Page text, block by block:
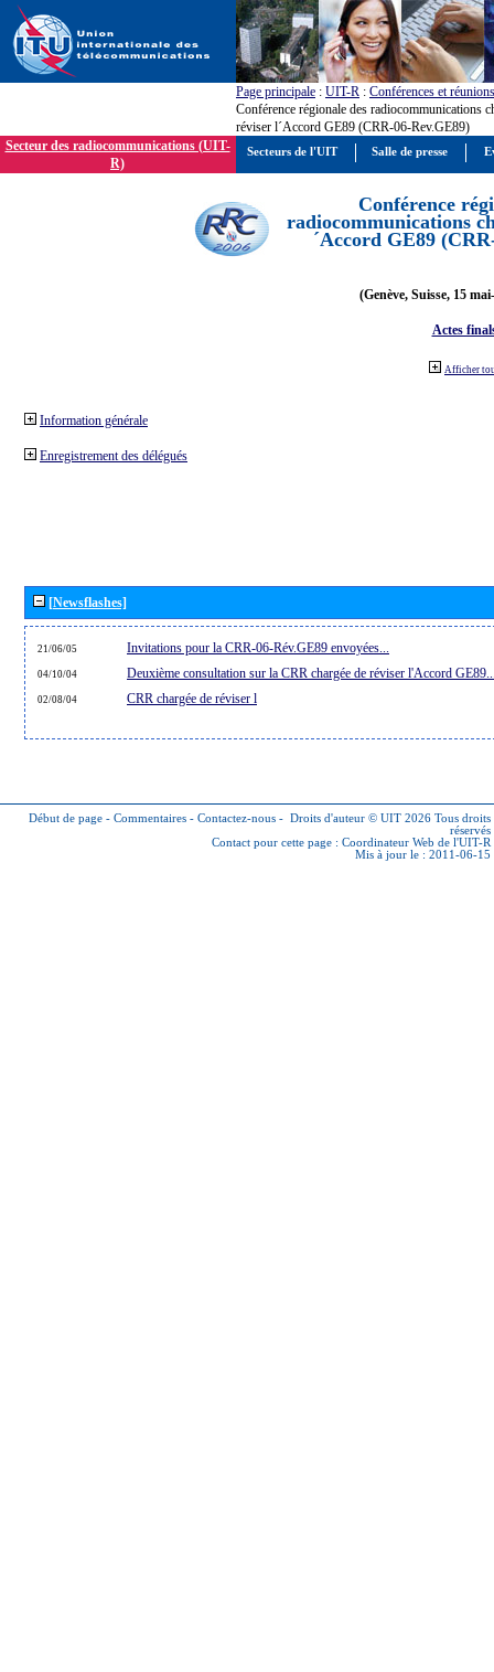
Page principale : UIT-R : Conférences et réunions
Conférence régionale des radiocommunications
réviser l´Accord GE89 (CRR-06-Rev.GE89)
Secteur des radiocommunications (UIT-
R)
Conférence
radiocommunications
´Accord GE89
(Genève, Suisse, 15
Actes
Afficher
Information générale
Enregistrement des délégués
[Newsflashes]
21/06/05 Invitations pour la CRR-06-Rév.GE89 envoyées...
04/10/04 Deuxième consultation sur la CRR chargée de réviser l'Accord
02/08/04 CRR chargée de réviser l
Début de page - Commentaires - Contactez-nous - Droits d'auteur © UIT 2026 Tous droits
réservés
Contact pour cette page : Coordinateur Web de l'UIT-R
Mis à jour le : 2011-06-15
Secteurs de l'UIT Salle de presse